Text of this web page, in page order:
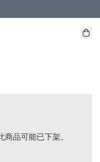
over $50.
品可能已下架。